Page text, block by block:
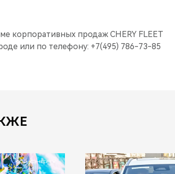
корпоративных продаж CHERY FLEET
или по телефону: +7(495) 786-73-85